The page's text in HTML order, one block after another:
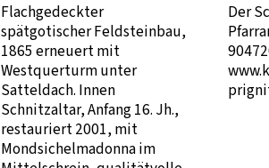
Flachgedeckter
spätgotischer Feldsteinbau,
1865 erneuert mit
Westquerturm unter
Satteldach. Innen
Schnitzaltar, Anfang 16. Jh.,
restauriert 2001, mit
Mondsichelmadonna im
Der